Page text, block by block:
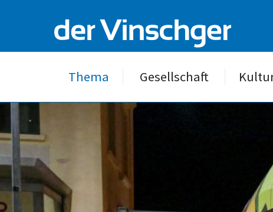
Thema Gesellschaft